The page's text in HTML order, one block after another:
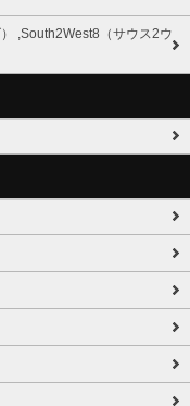
,South2West8（サウス2ウ